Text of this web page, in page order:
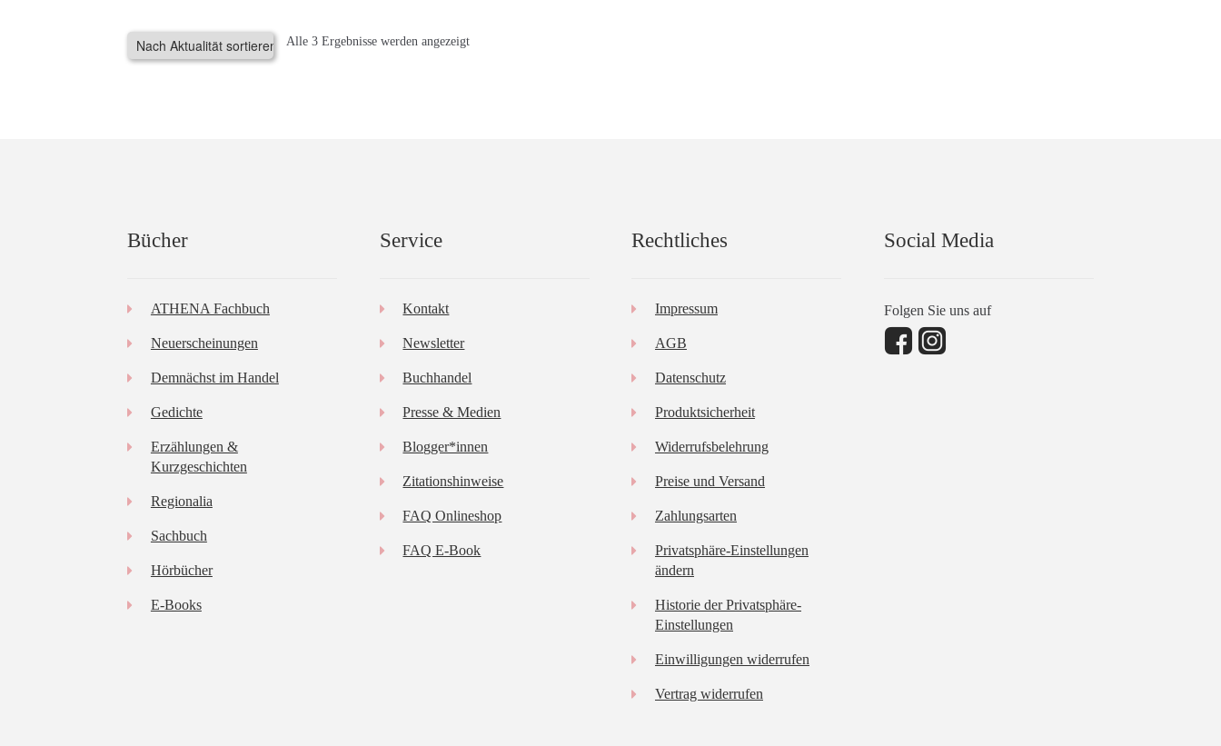
Alle 3 Ergebnisse werden angezeigtNach
Bücher
ATHENA Fachbuch
Neuerscheinungen
Demnächst im Handel
Gedichte
Erzählungen &
Kurzgeschichten
Regionalia
Sachbuch
Hörbücher
E-Books
Service
Kontakt
Newsletter
Buchhandel
Presse & Medien
Blogger*innen
Zitationshinweise
FAQ Onlineshop
FAQ E-Book
Rechtliches
Impressum
AGB
Datenschutz
Produktsicherheit
Widerrufsbelehrung
Preise und Versand
Zahlungsarten
Privatsphäre-Einstellungen
ändern
Historie der Privatsphäre-
Einstellungen
Einwilligungen widerrufen
Vertrag widerrufen
Social Media
Folgen Sie uns auf